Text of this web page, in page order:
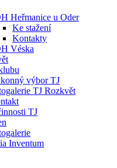
Heřmanice u Oder
Ke stažení
Kontakty
Véska
výbor TJ
TJ Rozkvět
TJ
Inventum